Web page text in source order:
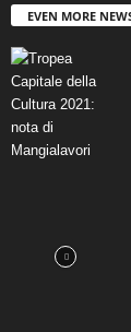
EVEN MORE